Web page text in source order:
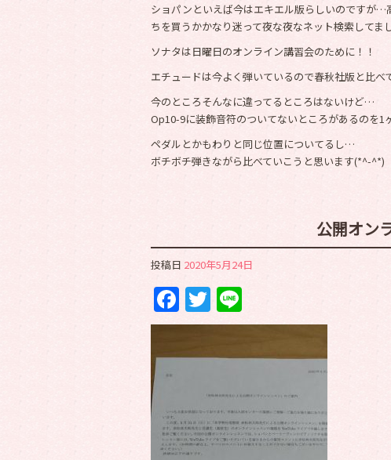
ショパンといえば今はエキエル版らしいのですが
ちを買うかかなり迷って夜な夜なネット検索してま
ソナタは日曜日のオンライン講習会のために！！
エチュードは今よく弾いているので春秋社版と比べ
今のところそんなに違ってるところはないけど…
Op10-9に装飾音符のついてないところがあるのを1
ペダルとかもわりと同じ位置についてるし…
ボチボチ弾きながら比べていこうと思います(*^-^*)
公開オン
投稿日 2020年5月24日
Facebook
Twitter